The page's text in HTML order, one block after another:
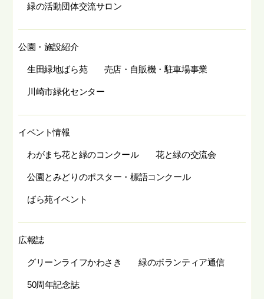
緑の活動団体交流サロン
公園・施設紹介
生田緑地ばら苑 売店・自販機・駐車場事業
川崎市緑化センター
イベント情報
わがまち花と緑のコンクール 花と緑の交流会
公園とみどりのポスター・標語コンクール
ばら苑イベント
広報誌
グリーンライフかわさき 緑のボランティア通信
50周年記念誌